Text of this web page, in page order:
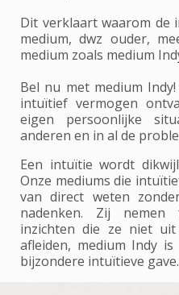
Dit verklaart waarom de
medium, dwz ouder,
medium zoals medium
Bel nu met medium
intuïtief vermogen
eigen persoonlijke
anderen en in al de
Een intuïtie wordt
Onze mediums die
van direct weten
nadenken. Zij
inzichten die ze niet
afleiden, medium Indy
bijzondere intuïtieve gave.